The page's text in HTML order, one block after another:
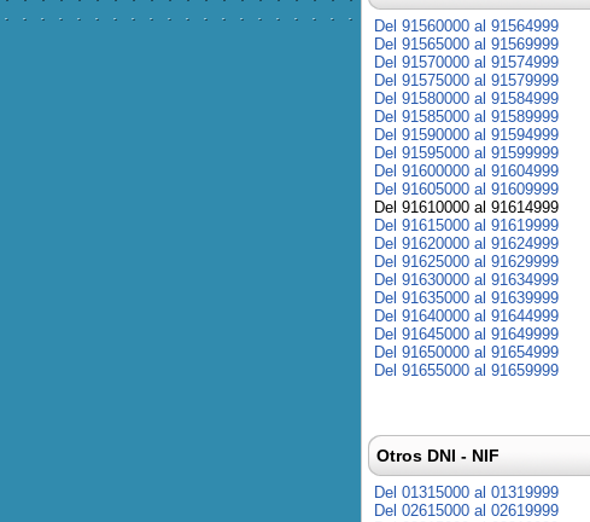
Del 91560000 al 91564999
Del 91565000 al 91569999
Del 91570000 al 91574999
Del 91575000 al 91579999
Del 91580000 al 91584999
Del 91585000 al 91589999
Del 91590000 al 91594999
Del 91595000 al 91599999
Del 91600000 al 91604999
Del 91605000 al 91609999
Del 91610000 al 91614999
Del 91615000 al 91619999
Del 91620000 al 91624999
Del 91625000 al 91629999
Del 91630000 al 91634999
Del 91635000 al 91639999
Del 91640000 al 91644999
Del 91645000 al 91649999
Del 91650000 al 91654999
Del 91655000 al 91659999
Otros DNI - NIF
Del 01315000 al 01319999
Del 02615000 al 02619999